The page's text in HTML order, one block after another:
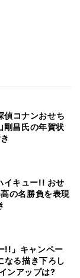
偵コナンおせち
昌氏の年賀状
イキュー!! おせ
の名勝負を表現
!!」キャンペー
なる描き下ろし
ンアップは?